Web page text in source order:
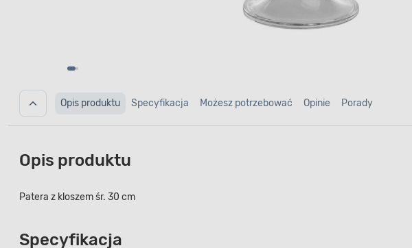
Opis produktu Specyfikacja Możesz potrzebować Opinie Porady
Opis produktu
Patera z kloszem śr. 30 cm
Specyfikacja